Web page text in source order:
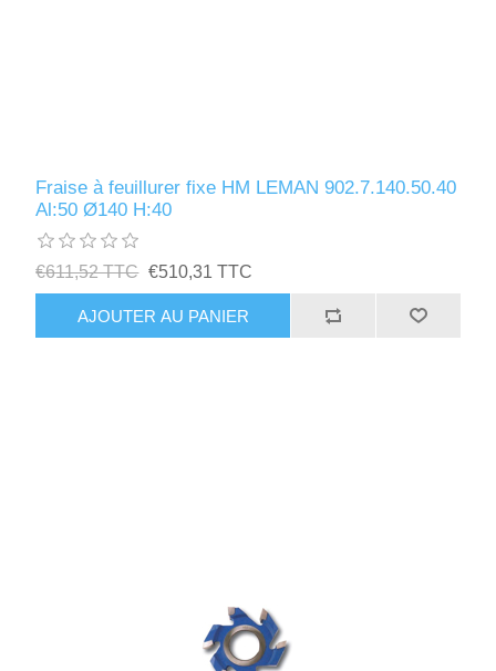
Fraise à feuillurer fixe HM LEMAN 902.7.140.50.40
Al:50 Ø140 H:40
€611,52 TTC €510,31 TTC